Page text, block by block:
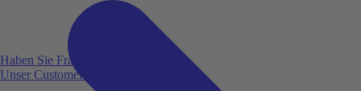
Haben Sie Fragen?
Unser Customer Service ist für Sie da!